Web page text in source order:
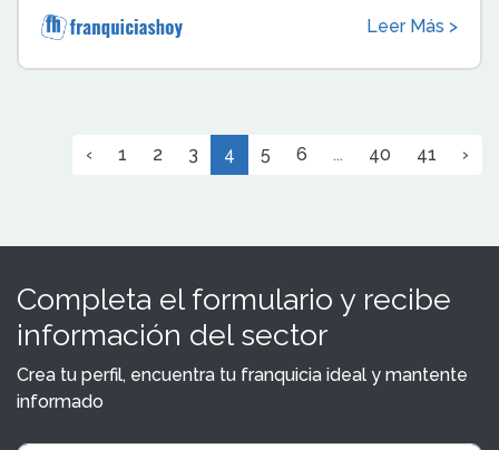
Leer Más >
‹ 1 2 3 4 5 6 ... 40 41 ›
Completa el formulario y recibe
información del sector
Crea tu perfil, encuentra tu franquicia ideal y mantente
informado